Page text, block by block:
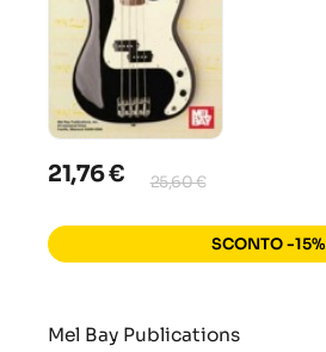
21,76 € 25,60 €
SCONTO -15%
Mel Bay Publications